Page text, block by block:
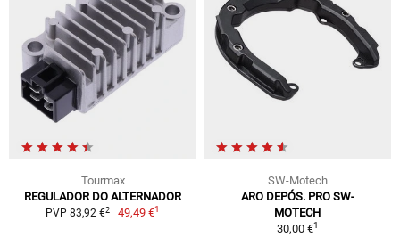
Tourmax
REGULADOR DO ALTERNADOR
PVP 83,92 €2 49,49 €1
SW-Motech
ARO DEPÓS. PRO SW-
MOTECH
30,00 €1